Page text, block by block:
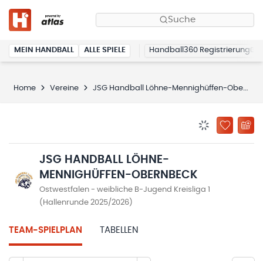
Suche
MEIN HANDBALL ALLE SPIELE Handball360 Registrierung
Home Vereine JSG Handball Löhne-Mennighüffen-Obernbeck
ZU
JSG HANDBALL LÖHNE-
MENNIGHÜFFEN-OBERNBECK
Ostwestfalen - weibliche B-Jugend Kreisliga 1
(Hallenrunde 2025/2026)
TEAM-SPIELPLAN TABELLEN